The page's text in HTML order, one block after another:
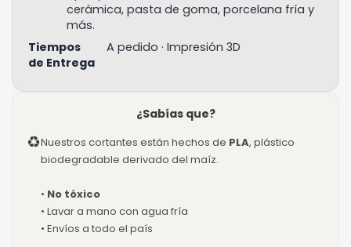
cerámica, pasta de goma, porcelana fría y
más.
Tiempos
de Entrega
A pedido · Impresión 3D
¿Sabías que?
♻Nuestros cortantes están hechos de PLA, plástico
biodegradable derivado del maíz.
• No tóxico
• Lavar a mano con agua fría
• Envíos a todo el país